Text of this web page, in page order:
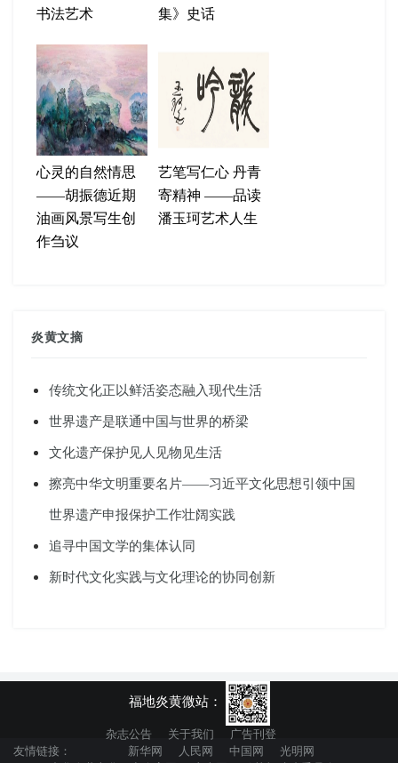
书法艺术
集》史话
心灵的自然情思
——胡振德近期
油画风景写生创
作刍议
艺笔写仁心 丹青
寄精神 ——品读
潘玉珂艺术人生
炎黄文摘
传统文化正以鲜活姿态融入现代生活
世界遗产是联通中国与世界的桥梁
文化遗产保护见人见物见生活
擦亮中华文明重要名片——习近平文化思想引领中国
世界遗产申报保护工作壮阔实践
追寻中国文学的集体认同
新时代文化实践与文化理论的协同创新
福地炎黄微站：
杂志公告 关于我们
广告刊登
友情链接：
新华网 人民网 中国网
光明网